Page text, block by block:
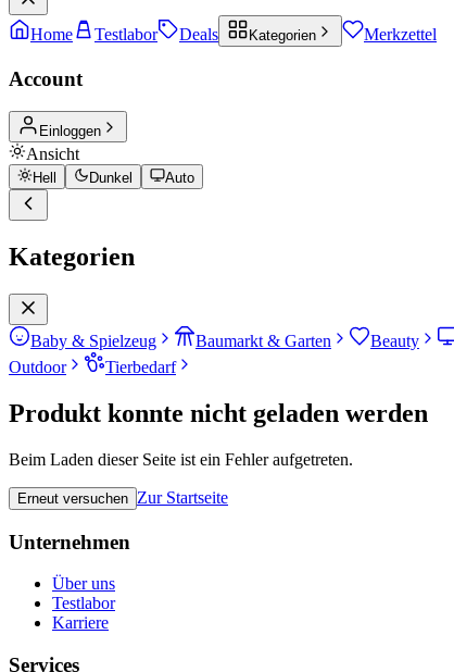
Home Testlabor Deals Kategorien Merkzettel
Account
Einloggen
Ansicht
Hell Dunkel Auto
Kategorien
Baby & Spielzeug Baumarkt & Garten Beauty
Outdoor
Tierbedarf
Produkt konnte nicht geladen werden
Beim Laden dieser Seite ist ein Fehler aufgetreten.
Erneut versuchen Zur Startseite
Unternehmen
Über uns
Testlabor
Karriere
Services